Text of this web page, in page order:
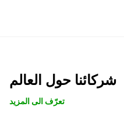
شركائنا حول العالم
تعرّف الى المزيد